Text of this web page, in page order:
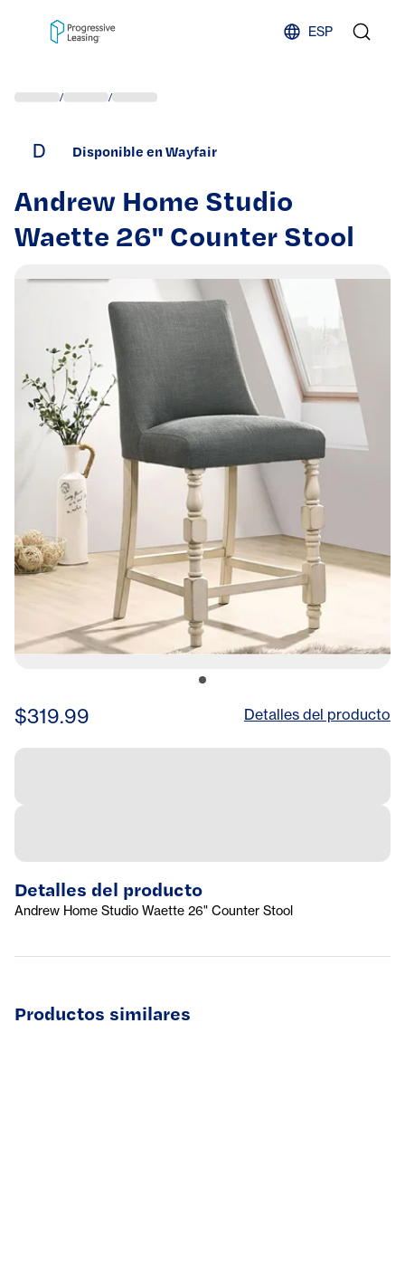
ESP
/ /
D Disponible en Wayfair
Andrew Home Studio
Waette 26" Counter Stool
$319.99 Detalles del producto
Detalles del producto
Andrew Home Studio Waette 26" Counter Stool
Productos similares